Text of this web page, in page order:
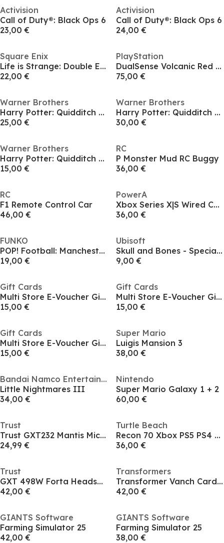
Activision
Call of Duty®: Black Ops 6
23,00 €
Activision
Call of Duty®: Black Ops 6
24,00 €
Square Enix
Life is Strange: Double Exposure
22,00 €
PlayStation
DualSense Volcanic Red Controller
75,00 €
Warner Brothers
Harry Potter: Quidditch Champions Deluxe Edition
25,00 €
Warner Brothers
Harry Potter: Quidditch Champions Deluxe Edition
30,00 €
Warner Brothers
Harry Potter: Quidditch Champions Deluxe Edition
15,00 €
RC
P Monster Mud RC Buggy
36,00 €
RC
F1 Remote Control Car
46,00 €
PowerA
Xbox Series X|S Wired Controller - Black
36,00 €
FUNKO
POP! Football: Manchester City - Jack G.
19,00 €
Ubisoft
Skull and Bones - Special Edition
9,00 €
Gift Cards
Multi Store E-Voucher Gift Card - Online and High Street
15,00 €
Gift Cards
Multi Store E-Voucher Gift Card - Online and High Street
15,00 €
Gift Cards
Multi Store E-Voucher Gift Card - Online and High Street
15,00 €
Super Mario
Luigis Mansion 3
38,00 €
Bandai Namco Entertainment
Little Nightmares III
34,00 €
Nintendo
Super Mario Galaxy 1 + 2
60,00 €
Trust
Trust GXT232 Mantis Microphone
24,99 €
Turtle Beach
Recon 70 Xbox PS5 PS4 PC Headset - Black
36,00 €
Trust
GXT 498W Forta Headset for PS5 - White
42,00 €
Transformers
Transformer Vanch Card Decepticon Box
42,00 €
GIANTS Software
Farming Simulator 25
42,00 €
GIANTS Software
Farming Simulator 25
38,00 €